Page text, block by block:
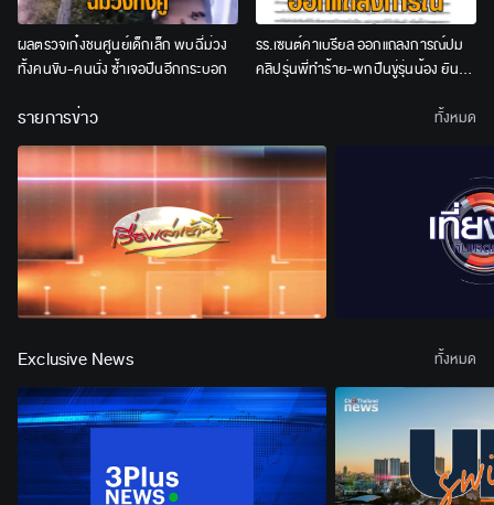
ผลตรวจเก๋งชนศูนย์เด็กเล็ก พบฉี่ม่วง
ทั้งคนขับ-คนนั่ง ซ้ำเจอปืนอีกกระบอก
รร.เซนต์คาเบรียล ออกแถลงการณ์ปม
คลิปรุ่นพี่ทำร้าย-พกปืนขู่รุ่นน้อง ยัน
รายการข่าว ทั้งหมด
Exclusive News ทั้งหมด